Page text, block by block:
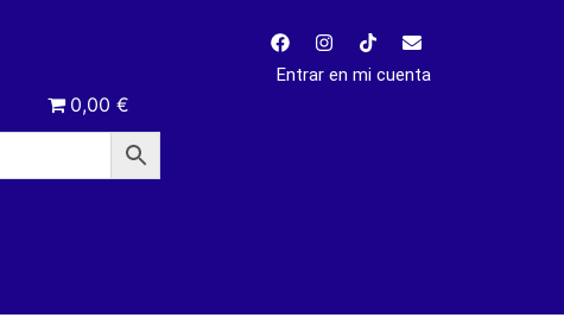
0,00 €
Entrar en mi cuenta